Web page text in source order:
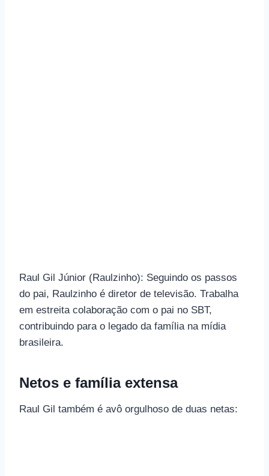
Raul Gil Júnior (Raulzinho): Seguindo os passos
do pai, Raulzinho é diretor de televisão. Trabalha
em estreita colaboração com o pai no SBT,
contribuindo para o legado da família na mídia
brasileira.
Netos e família extensa
Raul Gil também é avô orgulhoso de duas netas: